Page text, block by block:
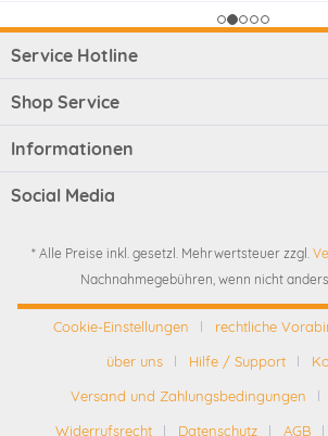
Service Hotline
Shop Service
Informationen
Social Media
* Alle Preise inkl. gesetzl. Mehrwertsteuer zzgl.
Nachnahmegebühren, wenn nicht
Cookie-Einstellungen
rechtliche
über uns
Hilfe / Support
Versand und Zahlungsbedingungen
Widerrufsrecht
Datenschutz AGB